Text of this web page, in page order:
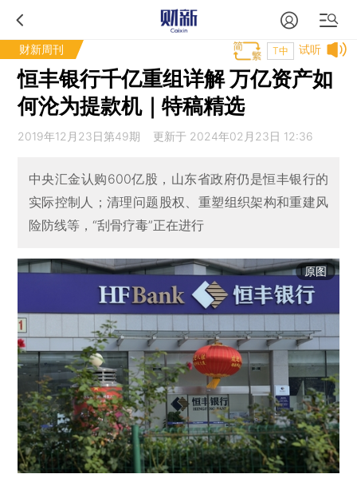
财新周刊 试听
T中
恒丰银行千亿重组详解 万亿资产如
何沦为提款机｜特稿精选
2019年12月23日第49期 更新于 2024年02月23日 12:36
中央汇金认购600亿股，山东省政府仍是恒丰银行的
实际控制人；清理问题股权、重塑组织架构和重建风
险防线等，“刮骨疗毒”正在进行
原图